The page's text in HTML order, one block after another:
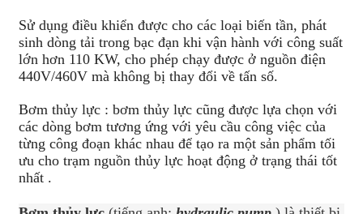
Sử dụng điều khiển được cho các loại biến tần, phát
sinh dòng tải trong bạc đạn khi vận hành với công suất
lớn hơn 110 KW, cho phép chạy được ở nguồn điện
440V/460V mà không bị thay đổi về tấn số.
Bơm thủy lực : bơm thủy lực cũng được lựa chọn với
các dòng bơm tương ứng với yêu cầu công việc của
từng công đoạn khác nhau để tạo ra một sản phẩm tối
ưu cho trạm nguồn thủy lực hoạt động ở trạng thái tốt
nhất .